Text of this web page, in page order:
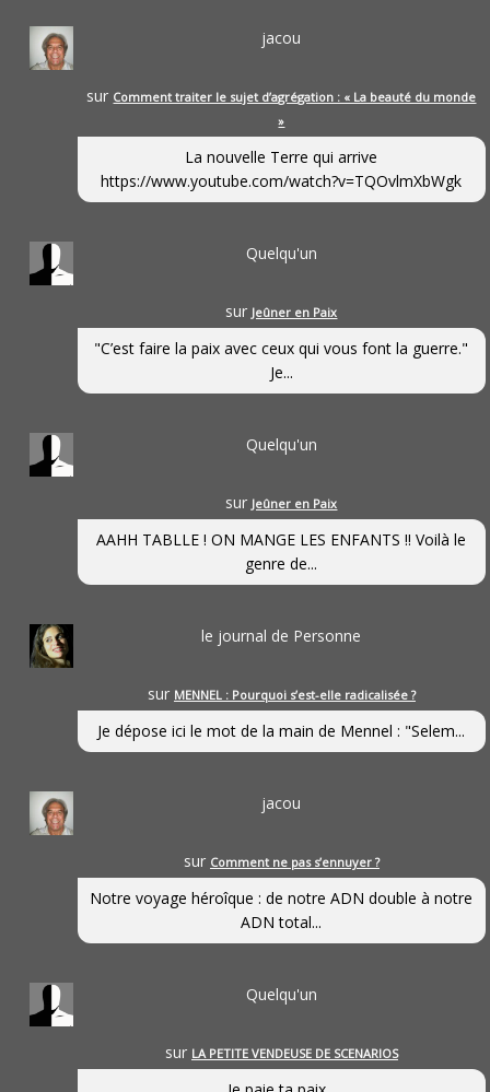
jacou
sur Comment traiter le sujet d’agrégation : « La beauté du monde
»
La nouvelle Terre qui arrive
https://www.youtube.com/watch?v=TQOvlmXbWgk
Quelqu'un
sur Jeûner en Paix
"C’est faire la paix avec ceux qui vous font la guerre."
Je...
Quelqu'un
sur Jeûner en Paix
AAHH TABLLE ! ON MANGE LES ENFANTS !! Voilà le
genre de...
le journal de Personne
sur MENNEL : Pourquoi s’est-elle radicalisée ?
Je dépose ici le mot de la main de Mennel : "Selem...
jacou
sur Comment ne pas s’ennuyer ?
Notre voyage héroîque : de notre ADN double à notre
ADN total...
Quelqu'un
sur LA PETITE VENDEUSE DE SCENARIOS